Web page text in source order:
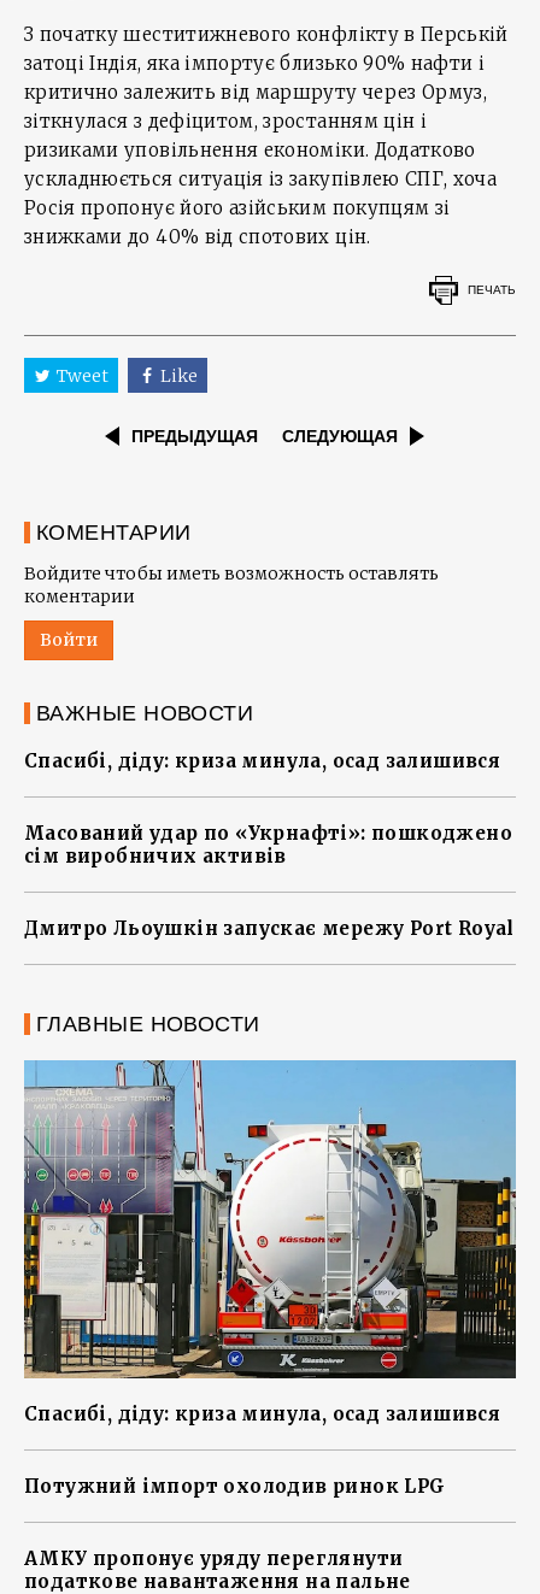
З початку шеститижневого конфлікту в Перській
затоці Індія, яка імпортує близько 90% нафти і
критично залежить від маршруту через Ормуз,
зіткнулася з дефіцитом, зростанням цін і
ризиками уповільнення економіки. Додатково
ускладнюється ситуація із закупівлею СПГ, хоча
Росія пропонує його азійським покупцям зі
знижками до 40% від спотових цін.
ПЕЧАТЬ
Tweet Like
ПРЕДЫДУЩАЯ СЛЕДУЮЩАЯ
КОМЕНТАРИИ
Войдите чтобы иметь возможность оставлять
коментарии
Войти
ВАЖНЫЕ НОВОСТИ
Спасибі, діду: криза минула, осад залишився
Масований удар по «Укрнафті»: пошкоджено
сім виробничих активів
Дмитро Льоушкін запускає мережу Port Royal
ГЛАВНЫЕ НОВОСТИ
Спасибі, діду: криза минула, осад залишився
Потужний імпорт охолодив ринок LPG
АМКУ пропонує уряду переглянути
податкове навантаження на пальне